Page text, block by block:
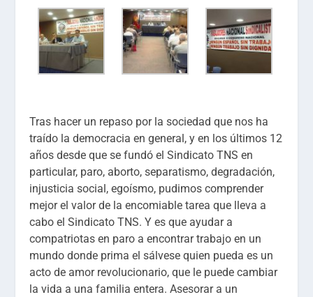
Tras hacer un repaso por la sociedad que nos ha
traído la democracia en general, y en los últimos 12
años desde que se fundó el Sindicato TNS en
particular, paro, aborto, separatismo, degradación,
injusticia social, egoísmo, pudimos comprender
mejor el valor de la encomiable tarea que lleva a
cabo el Sindicato TNS. Y es que ayudar a
compatriotas en paro a encontrar trabajo en un
mundo donde prima el sálvese quien pueda es un
acto de amor revolucionario, que le puede cambiar
la vida a una familia entera. Asesorar a un